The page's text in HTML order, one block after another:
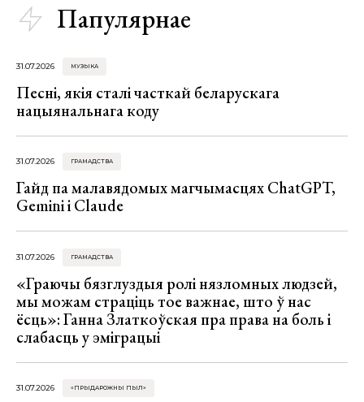
Папулярнае
31.07.2026 МУЗЫКА
Песні, якія сталі часткай беларускага
нацыянальнага коду
31.07.2026 ГРАМАДСТВА
Гайд па малавядомых магчымасцях ChatGPT,
Gemini і Claude
31.07.2026 ГРАМАДСТВА
«Граючы бязглуздыя ролі нязломных людзей,
мы можам страціць тое важнае, што ў нас
ёсць»: Ганна Златкоўская пра права на боль і
слабасць у эміграцыі
31.07.2026 «ПРЫДАРОЖНЫ ПЫЛ»